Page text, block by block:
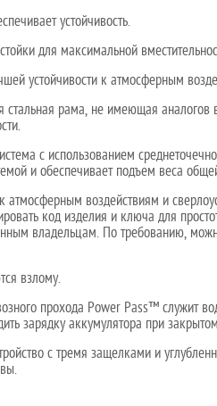
устойчивость.
для максимальной
устойчивости к атмосферным
стальная рама, не имеющая аналогов
с использованием
и обеспечивает подъем веса
атмосферным воздействиям и
код изделия и ключа для
владельцам. По требованию,
взлому.
прохода Power Pass™ служит
зарядку аккумулятора при
с тремя защелками и